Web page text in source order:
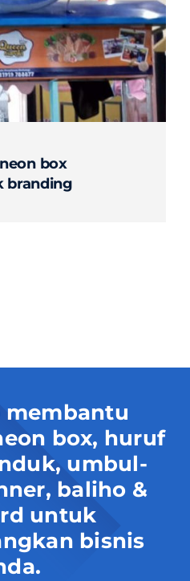
box
branding
membantu
box, huruf
umbul-
baliho &
untuk
bisnis